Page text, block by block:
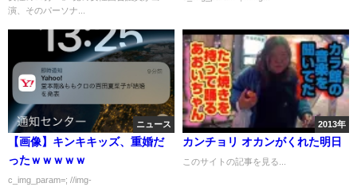
ィア局次長 （2016.12.8）
演、そのパーソナ...
ニュース
【画像】キンキキッズ、重婚だ
ったｗｗｗｗｗ
c_img_param=; //img-
2013年
カンチョリ オカンがくれた明日
このサイトの記事を見る...